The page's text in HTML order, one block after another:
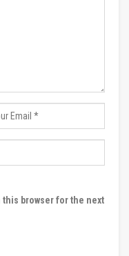
this browser for the next